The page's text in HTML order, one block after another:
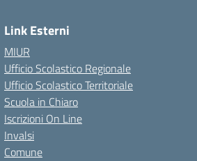
Link Esterni
MIUR
Ufficio Scolastico Regionale
Ufficio Scolastico Territoriale
Scuola in Chiaro
Iscrizioni On Line
Invalsi
Comune